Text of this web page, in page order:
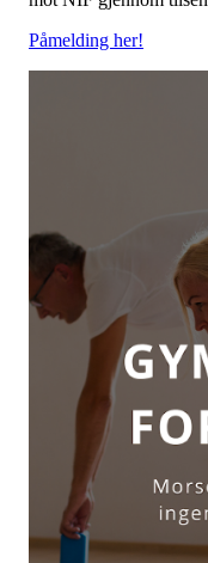
Påmelding her!